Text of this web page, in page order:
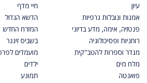
עיון
אמנות ונובלות גרפיות
פנטזיה, אימה, מדע בדיוני
רוחניות ופסיכולוגיה
מגדר וספרות להטב"קית
מלח מים
פואנטה
חיי מדף
הדשא הגדול
המזרח החדש
בשביס זינגר
מועמדים
ילדים
תמונע